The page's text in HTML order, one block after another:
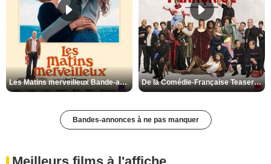
Les Matins merveilleux Bande-annonce VF De la Comédie-Française Teaser VF
Bandes-annonces à ne pas manquer